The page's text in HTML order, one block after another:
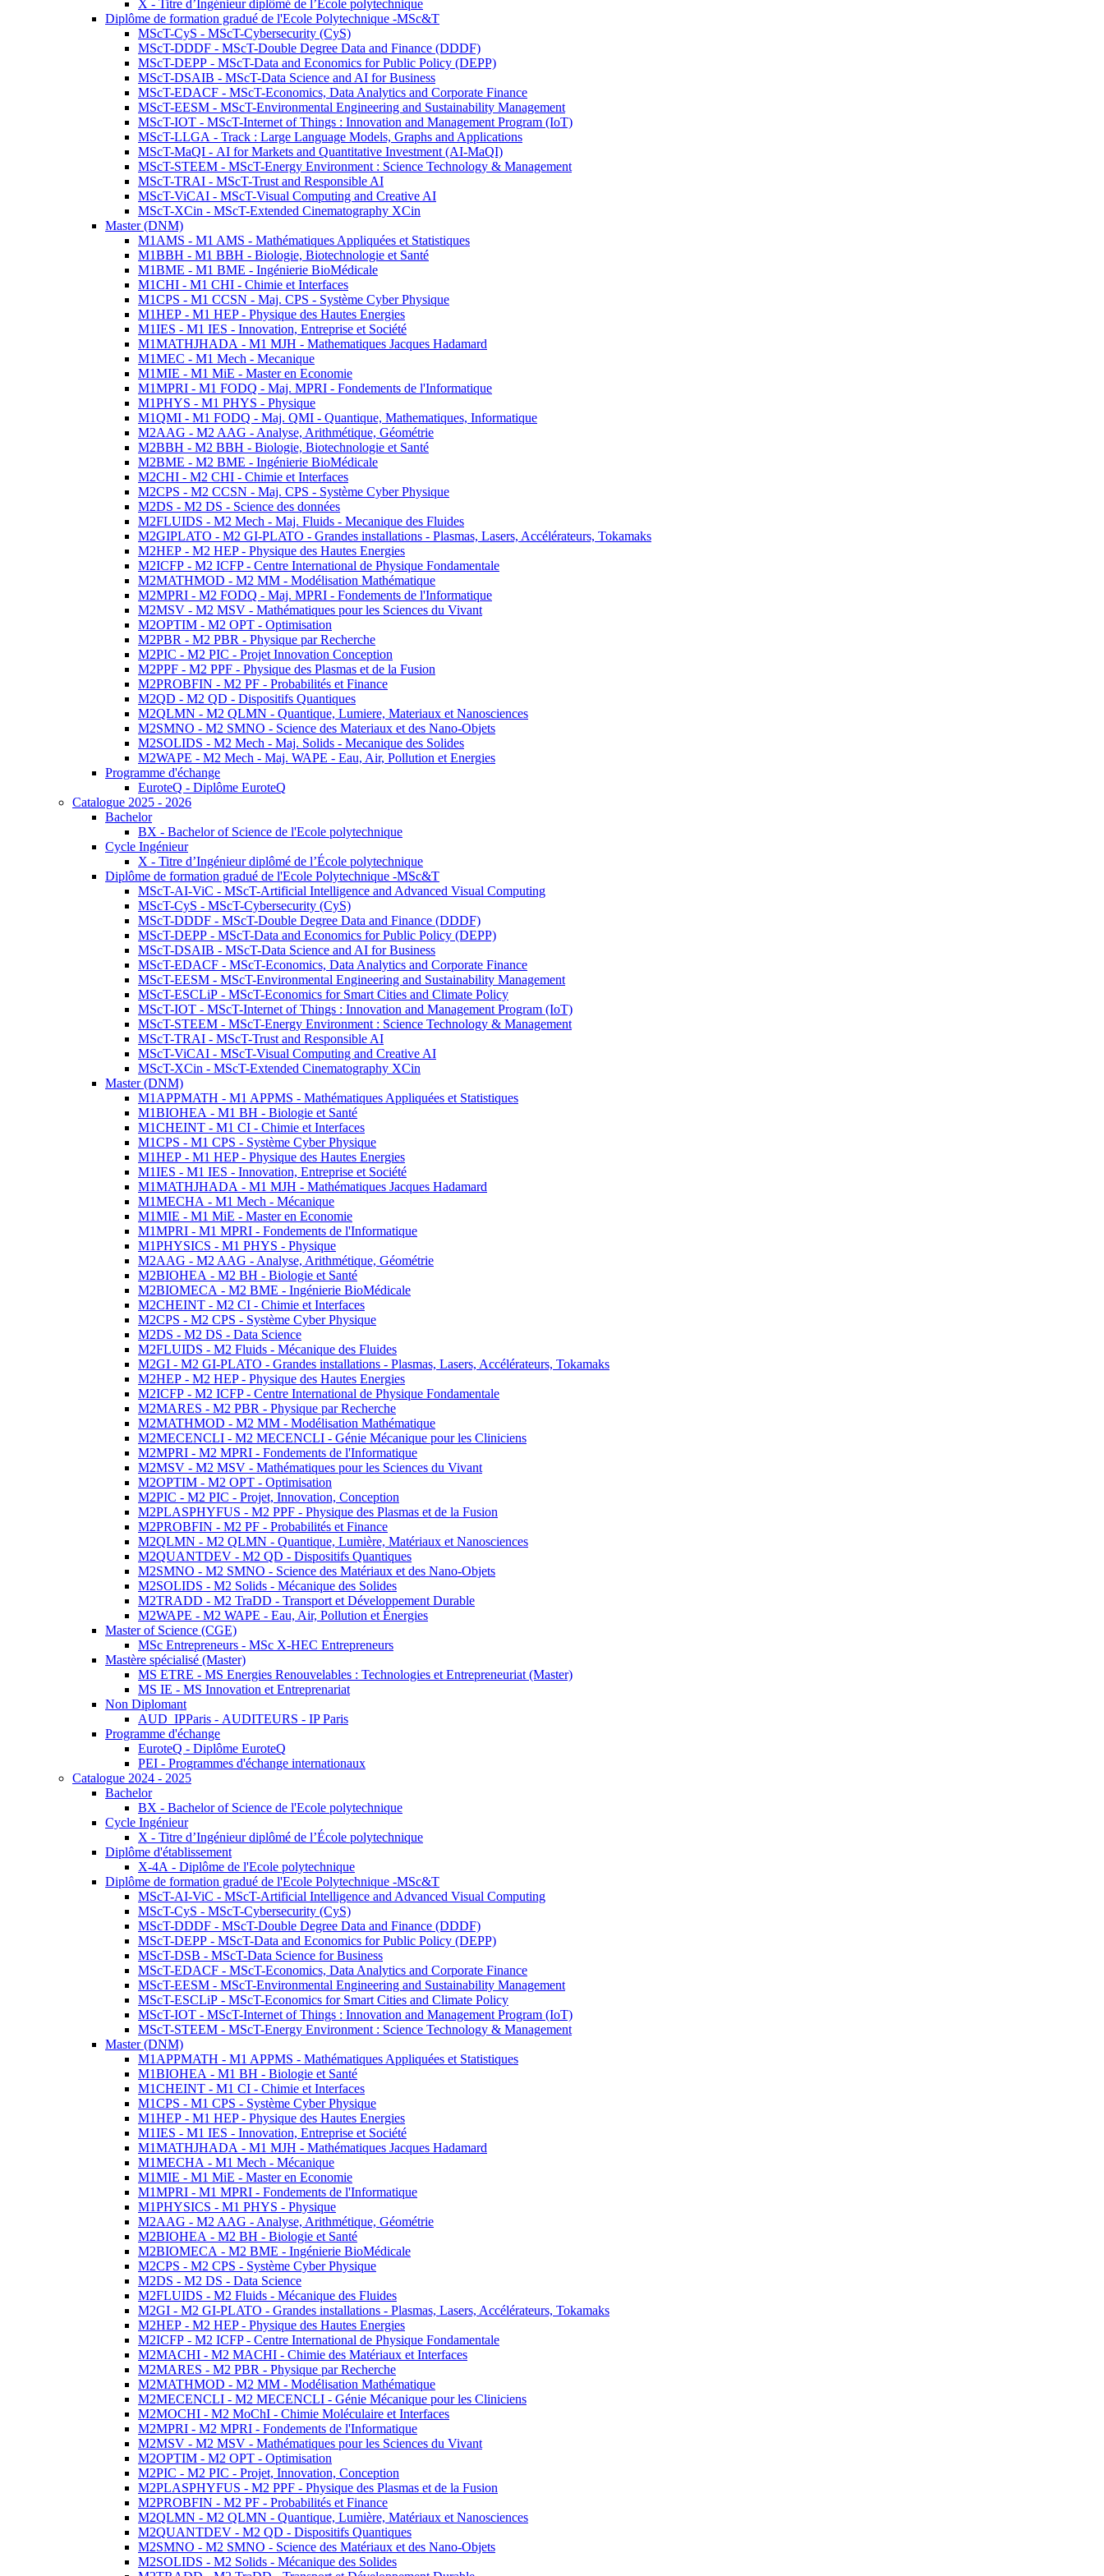
X - Titre d’Ingénieur diplômé de l’École polytechnique
Diplôme de formation gradué de l'Ecole Polytechnique -MSc&T
MScT-CyS - MScT-Cybersecurity (CyS)
MScT-DDDF - MScT-Double Degree Data and Finance (DDDF)
MScT-DEPP - MScT-Data and Economics for Public Policy (DEPP)
MScT-DSAIB - MScT-Data Science and AI for Business
MScT-EDACF - MScT-Economics, Data Analytics and Corporate Finance
MScT-EESM - MScT-Environmental Engineering and Sustainability Management
MScT-IOT - MScT-Internet of Things : Innovation and Management Program (IoT)
MScT-LLGA - Track : Large Language Models, Graphs and Applications
MScT-MaQI - AI for Markets and Quantitative Investment (AI-MaQI)
MScT-STEEM - MScT-Energy Environment : Science Technology & Management
MScT-TRAI - MScT-Trust and Responsible AI
MScT-ViCAI - MScT-Visual Computing and Creative AI
MScT-XCin - MScT-Extended Cinematography XCin
Master (DNM)
M1AMS - M1 AMS - Mathématiques Appliquées et Statistiques
M1BBH - M1 BBH - Biologie, Biotechnologie et Santé
M1BME - M1 BME - Ingénierie BioMédicale
M1CHI - M1 CHI - Chimie et Interfaces
M1CPS - M1 CCSN - Maj. CPS - Système Cyber Physique
M1HEP - M1 HEP - Physique des Hautes Energies
M1IES - M1 IES - Innovation, Entreprise et Société
M1MATHJHADA - M1 MJH - Mathematiques Jacques Hadamard
M1MEC - M1 Mech - Mecanique
M1MIE - M1 MiE - Master en Economie
M1MPRI - M1 FODQ - Maj. MPRI - Fondements de l'Informatique
M1PHYS - M1 PHYS - Physique
M1QMI - M1 FODQ - Maj. QMI - Quantique, Mathematiques, Informatique
M2AAG - M2 AAG - Analyse, Arithmétique, Géométrie
M2BBH - M2 BBH - Biologie, Biotechnologie et Santé
M2BME - M2 BME - Ingénierie BioMédicale
M2CHI - M2 CHI - Chimie et Interfaces
M2CPS - M2 CCSN - Maj. CPS - Système Cyber Physique
M2DS - M2 DS - Science des données
M2FLUIDS - M2 Mech - Maj. Fluids - Mecanique des Fluides
M2GIPLATO - M2 GI-PLATO - Grandes installations - Plasmas, Lasers, Accélérateurs, Tokamaks
M2HEP - M2 HEP - Physique des Hautes Energies
M2ICFP - M2 ICFP - Centre International de Physique Fondamentale
M2MATHMOD - M2 MM - Modélisation Mathématique
M2MPRI - M2 FODQ - Maj. MPRI - Fondements de l'Informatique
M2MSV - M2 MSV - Mathématiques pour les Sciences du Vivant
M2OPTIM - M2 OPT - Optimisation
M2PBR - M2 PBR - Physique par Recherche
M2PIC - M2 PIC - Projet Innovation Conception
M2PPF - M2 PPF - Physique des Plasmas et de la Fusion
M2PROBFIN - M2 PF - Probabilités et Finance
M2QD - M2 QD - Dispositifs Quantiques
M2QLMN - M2 QLMN - Quantique, Lumiere, Materiaux et Nanosciences
M2SMNO - M2 SMNO - Science des Materiaux et des Nano-Objets
M2SOLIDS - M2 Mech - Maj. Solids - Mecanique des Solides
M2WAPE - M2 Mech - Maj. WAPE - Eau, Air, Pollution et Energies
Programme d'échange
EuroteQ - Diplôme EuroteQ
Catalogue 2025 - 2026
Bachelor
BX - Bachelor of Science de l'Ecole polytechnique
Cycle Ingénieur
X - Titre d’Ingénieur diplômé de l’École polytechnique
Diplôme de formation gradué de l'Ecole Polytechnique -MSc&T
MScT-AI-ViC - MScT-Artificial Intelligence and Advanced Visual Computing
MScT-CyS - MScT-Cybersecurity (CyS)
MScT-DDDF - MScT-Double Degree Data and Finance (DDDF)
MScT-DEPP - MScT-Data and Economics for Public Policy (DEPP)
MScT-DSAIB - MScT-Data Science and AI for Business
MScT-EDACF - MScT-Economics, Data Analytics and Corporate Finance
MScT-EESM - MScT-Environmental Engineering and Sustainability Management
MScT-ESCLiP - MScT-Economics for Smart Cities and Climate Policy
MScT-IOT - MScT-Internet of Things : Innovation and Management Program (IoT)
MScT-STEEM - MScT-Energy Environment : Science Technology & Management
MScT-TRAI - MScT-Trust and Responsible AI
MScT-ViCAI - MScT-Visual Computing and Creative AI
MScT-XCin - MScT-Extended Cinematography XCin
Master (DNM)
M1APPMATH - M1 APPMS - Mathématiques Appliquées et Statistiques
M1BIOHEA - M1 BH - Biologie et Santé
M1CHEINT - M1 CI - Chimie et Interfaces
M1CPS - M1 CPS - Système Cyber Physique
M1HEP - M1 HEP - Physique des Hautes Energies
M1IES - M1 IES - Innovation, Entreprise et Société
M1MATHJHADA - M1 MJH - Mathématiques Jacques Hadamard
M1MECHA - M1 Mech - Mécanique
M1MIE - M1 MiE - Master en Economie
M1MPRI - M1 MPRI - Fondements de l'Informatique
M1PHYSICS - M1 PHYS - Physique
M2AAG - M2 AAG - Analyse, Arithmétique, Géométrie
M2BIOHEA - M2 BH - Biologie et Santé
M2BIOMECA - M2 BME - Ingénierie BioMédicale
M2CHEINT - M2 CI - Chimie et Interfaces
M2CPS - M2 CPS - Système Cyber Physique
M2DS - M2 DS - Data Science
M2FLUIDS - M2 Fluids - Mécanique des Fluides
M2GI - M2 GI-PLATO - Grandes installations - Plasmas, Lasers, Accélérateurs, Tokamaks
M2HEP - M2 HEP - Physique des Hautes Energies
M2ICFP - M2 ICFP - Centre International de Physique Fondamentale
M2MARES - M2 PBR - Physique par Recherche
M2MATHMOD - M2 MM - Modélisation Mathématique
M2MECENCLI - M2 MECENCLI - Génie Mécanique pour les Cliniciens
M2MPRI - M2 MPRI - Fondements de l'Informatique
M2MSV - M2 MSV - Mathématiques pour les Sciences du Vivant
M2OPTIM - M2 OPT - Optimisation
M2PIC - M2 PIC - Projet, Innovation, Conception
M2PLASPHYFUS - M2 PPF - Physique des Plasmas et de la Fusion
M2PROBFIN - M2 PF - Probabilités et Finance
M2QLMN - M2 QLMN - Quantique, Lumière, Matériaux et Nanosciences
M2QUANTDEV - M2 QD - Dispositifs Quantiques
M2SMNO - M2 SMNO - Science des Matériaux et des Nano-Objets
M2SOLIDS - M2 Solids - Mécanique des Solides
M2TRADD - M2 TraDD - Transport et Développement Durable
M2WAPE - M2 WAPE - Eau, Air, Pollution et Énergies
Master of Science (CGE)
MSc Entrepreneurs - MSc X-HEC Entrepreneurs
Mastère spécialisé (Master)
MS ETRE - MS Energies Renouvelables : Technologies et Entrepreneuriat (Master)
MS IE - MS Innovation et Entreprenariat
Non Diplomant
AUD_IPParis - AUDITEURS - IP Paris
Programme d'échange
EuroteQ - Diplôme EuroteQ
PEI - Programmes d'échange internationaux
Catalogue 2024 - 2025
Bachelor
BX - Bachelor of Science de l'Ecole polytechnique
Cycle Ingénieur
X - Titre d’Ingénieur diplômé de l’École polytechnique
Diplôme d'établissement
X-4A - Diplôme de l'Ecole polytechnique
Diplôme de formation gradué de l'Ecole Polytechnique -MSc&T
MScT-AI-ViC - MScT-Artificial Intelligence and Advanced Visual Computing
MScT-CyS - MScT-Cybersecurity (CyS)
MScT-DDDF - MScT-Double Degree Data and Finance (DDDF)
MScT-DEPP - MScT-Data and Economics for Public Policy (DEPP)
MScT-DSB - MScT-Data Science for Business
MScT-EDACF - MScT-Economics, Data Analytics and Corporate Finance
MScT-EESM - MScT-Environmental Engineering and Sustainability Management
MScT-ESCLiP - MScT-Economics for Smart Cities and Climate Policy
MScT-IOT - MScT-Internet of Things : Innovation and Management Program (IoT)
MScT-STEEM - MScT-Energy Environment : Science Technology & Management
Master (DNM)
M1APPMATH - M1 APPMS - Mathématiques Appliquées et Statistiques
M1BIOHEA - M1 BH - Biologie et Santé
M1CHEINT - M1 CI - Chimie et Interfaces
M1CPS - M1 CPS - Système Cyber Physique
M1HEP - M1 HEP - Physique des Hautes Energies
M1IES - M1 IES - Innovation, Entreprise et Société
M1MATHJHADA - M1 MJH - Mathématiques Jacques Hadamard
M1MECHA - M1 Mech - Mécanique
M1MIE - M1 MiE - Master en Economie
M1MPRI - M1 MPRI - Fondements de l'Informatique
M1PHYSICS - M1 PHYS - Physique
M2AAG - M2 AAG - Analyse, Arithmétique, Géométrie
M2BIOHEA - M2 BH - Biologie et Santé
M2BIOMECA - M2 BME - Ingénierie BioMédicale
M2CPS - M2 CPS - Système Cyber Physique
M2DS - M2 DS - Data Science
M2FLUIDS - M2 Fluids - Mécanique des Fluides
M2GI - M2 GI-PLATO - Grandes installations - Plasmas, Lasers, Accélérateurs, Tokamaks
M2HEP - M2 HEP - Physique des Hautes Energies
M2ICFP - M2 ICFP - Centre International de Physique Fondamentale
M2MACHI - M2 MACHI - Chimie des Matériaux et Interfaces
M2MARES - M2 PBR - Physique par Recherche
M2MATHMOD - M2 MM - Modélisation Mathématique
M2MECENCLI - M2 MECENCLI - Génie Mécanique pour les Cliniciens
M2MOCHI - M2 MoChI - Chimie Moléculaire et Interfaces
M2MPRI - M2 MPRI - Fondements de l'Informatique
M2MSV - M2 MSV - Mathématiques pour les Sciences du Vivant
M2OPTIM - M2 OPT - Optimisation
M2PIC - M2 PIC - Projet, Innovation, Conception
M2PLASPHYFUS - M2 PPF - Physique des Plasmas et de la Fusion
M2PROBFIN - M2 PF - Probabilités et Finance
M2QLMN - M2 QLMN - Quantique, Lumière, Matériaux et Nanosciences
M2QUANTDEV - M2 QD - Dispositifs Quantiques
M2SMNO - M2 SMNO - Science des Matériaux et des Nano-Objets
M2SOLIDS - M2 Solids - Mécanique des Solides